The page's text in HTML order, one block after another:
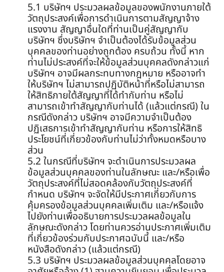
5.1 บริษัทฯ ประมวลผลข้อมูลของพนักงานภายใต้
วัตถุประสงค์เพื่อการดำเนินการตามสัญญาจ้าง
แรงงาน สัญญาอื่นใดที่ท่านเป็นคู่สัญญากับ
บริษัทฯ ซึ่งบริษัทฯ จำเป็นต้องได้รับข้อมูลส่วน
บุคคลของท่านอย่างถูกต้อง ครบถ้วน ทั้งนี้ หาก
ท่านไม่ประสงค์ที่จะให้ข้อมูลส่วนบุคคลดังกล่าวแก่
บริษัทฯ อาจมีผลกระทบทางกฎหมาย หรืออาจทำ
ให้บริษัทฯ ไม่สามารถปฏิบัติหน้าที่หรือไม่สามารถ
ให้สิทธิภายใต้สัญญาที่ได้ทำกับท่าน หรือไม่
สามารถเข้าทำสัญญากับท่านได้ (แล้วแต่กรณี) ใน
กรณีดังกล่าว บริษัทฯ อาจมีความจำเป็นต้อง
ปฏิเสธการเข้าทำสัญญากับท่าน หรือการให้สิทธิ
ประโยชน์ที่เกี่ยวข้องกับท่านไม่ว่าทั้งหมดหรือบาง
ส่วน
5.2 ในกรณีที่บริษัทฯ จะดำเนินการประมวลผล
ข้อมูลส่วนบุคคลของท่านในลักษณะ และ/หรือเพื่อ
วัตถุประสงค์ที่ไม่สอดคล้องกับวัตถุประสงค์ที่
กำหนด บริษัทฯ จะจัดให้มีประกาศเกี่ยวกับการ
คุ้มครองข้อมูลส่วนบุคคลเพิ่มเติม และ/หรือแจ้ง
ไปยังท่านเพื่ออธิบายการประมวลผลข้อมูลใน
ลักษณะดังกล่าว โดยท่านควรอ่านประกาศเพิ่มเติม
ที่เกี่ยวข้องร่วมกับประกาศฉบับนี้ และ/หรือ
หนังสือดังกล่าว (แล้วแต่กรณี)
5.3 บริษัทฯ ประมวลผลข้อมูลส่วนบุคคลโดยอาจ